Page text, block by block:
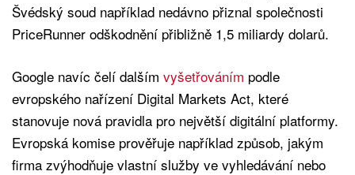
Švédský soud například nedávno přiznal společnosti
PriceRunner odškodnění přibližně 1,5 miliardy dolarů.
Google navíc čelí dalším vyšetřováním podle
evropského nařízení Digital Markets Act, které
stanovuje nová pravidla pro největší digitální platformy.
Evropská komise prověřuje například způsob, jakým
firma zvýhodňuje vlastní služby ve vyhledávání nebo